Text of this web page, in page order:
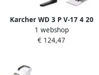
Karcher WD 3 P V-17 4 20
Accu Nat- en
droogstofzuiger 1.628-171.0
1 webshop
€ 124,47